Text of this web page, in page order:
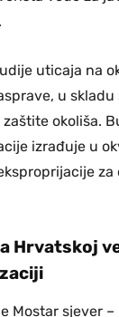
uticaja na
u skladu
okoliša.
izrađuje u
za
Hrvatskoj
Mostar sjever –